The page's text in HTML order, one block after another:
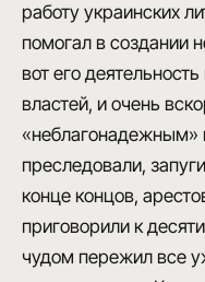
работу украинских
помогал в создании
вот его
властей, и очень
«неблагонадежным»
преследовали,
конце концов,
приговорили к
чудом пережил все